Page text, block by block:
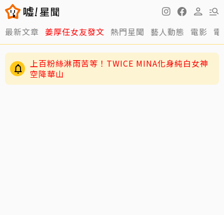
最新文章 姜厚任女友發文 熱門星聞 藝人動態 電影
上百粉絲淋雨苦等！TWICE MINA化身純白女神
空降華山